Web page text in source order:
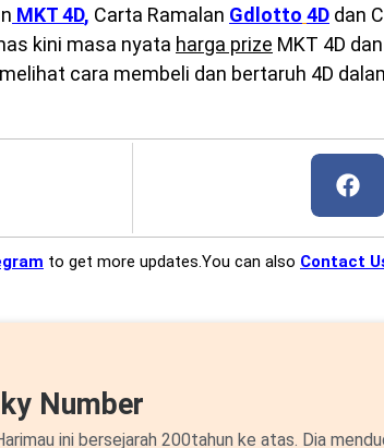
MKT 4D, Carta Ramalan Gdlotto 4D dan
kini masa nyata harga prize MKT 4D
cara membeli dan bertaruh 4D
to get more updates.You can also Contact
Number
ini bersejarah 200tahun ke atas. Dia